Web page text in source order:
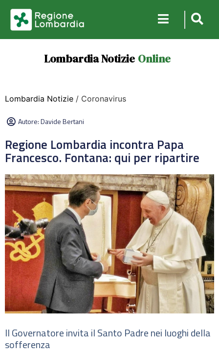
Lombardia Notizie Online
Lombardia Notizie / Coronavirus
Autore:Davide Bertani
Regione Lombardia incontra Papa
Francesco. Fontana: qui per ripartire
Il Governatore invita il Santo Padre nei luoghi della
sofferenza